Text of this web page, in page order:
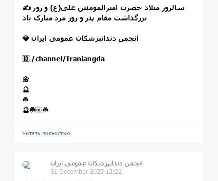
✍️ سالروز میلاد حضرت امیرالمومنین علی(ع) و روز
بزرگداشت مقام پدر و روز مرد مبارک باد
💎 انجمن دندانپزشکان عمومی ایران
🆔 /channel/Iraniangda
🌼
🔮
☘️
🔮☘️￼☘️
Читать полностью…
انجمن دندانپزشکان عمومی ایران
31 December 2025 12:22